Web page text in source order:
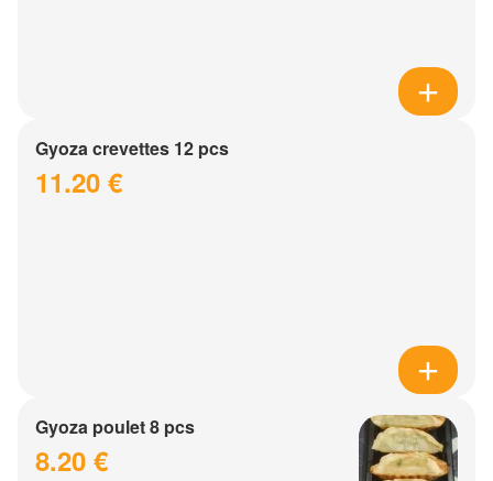
Gyoza crevettes 12 pcs
11.20 €
Gyoza poulet 8 pcs
8.20 €